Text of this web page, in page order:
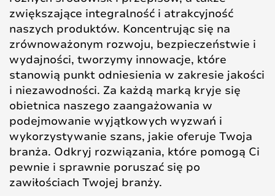
zwiększające integralność i atrakcyjność
naszych produktów. Koncentrując się na
zrównoważonym rozwoju, bezpieczeństwie i
wydajności, tworzymy innowacje, które
stanowią punkt odniesienia w zakresie jakości
i niezawodności. Za każdą marką kryje się
obietnica naszego zaangażowania w
podejmowanie wyjątkowych wyzwań i
wykorzystywanie szans, jakie oferuje Twoja
branża. Odkryj rozwiązania, które pomogą Ci
pewnie i sprawnie poruszać się po
zawiłościach Twojej branży.